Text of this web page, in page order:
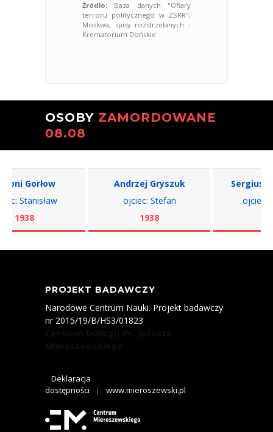
Źródło: Baza danych "Ofiary
terroru politycznego w ZSRR",
Moskwa, spisy rozstrzelanych -
Krematorium Dońskie
OSOBY ZAMORDOWANE
08.08
Gorłow
Stanisław
1938
Andrzej Gryszuk
ojciec: Stefan
1938
Sergiusz
ojciec:
PROJEKT BADAWCZY
Narodowe Centrum Nauki. Projekt badawczy
nr 2015/19/B/HS3/01823
Deklaracja
dostępności
| www.mieroszewski.pl